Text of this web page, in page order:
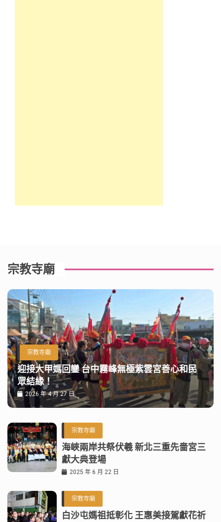
宗教寺廟
宗教寺廟
迎接大甲媽回鑾 台中霧峰無極紫雲宮善心和民
眾結緣！
2026 年 4 月 27 日
宗教寺廟
海峽兩岸共祭伏羲 新北三重先嗇宮三
獻大典登場
2025 年 6 月 22 日
宗教寺廟
白沙屯媽祖抵彰化 王惠美接駕獻花祈